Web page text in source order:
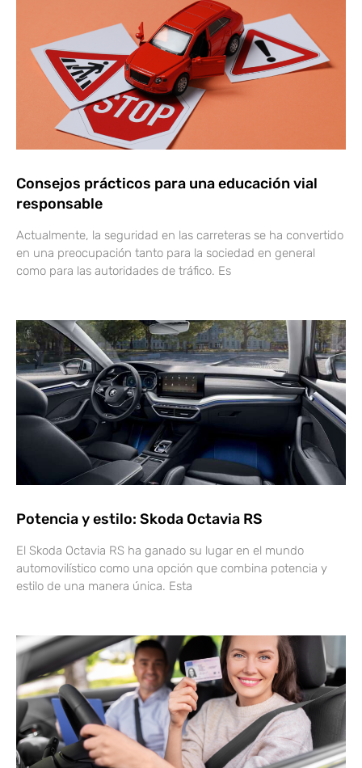
Consejos prácticos para una educación vial
responsable
Actualmente, la seguridad en las carreteras se ha convertido
en una preocupación tanto para la sociedad en general
como para las autoridades de tráfico. Es
Potencia y estilo: Skoda Octavia RS
El Skoda Octavia RS ha ganado su lugar en el mundo
automovilístico como una opción que combina potencia y
estilo de una manera única. Esta